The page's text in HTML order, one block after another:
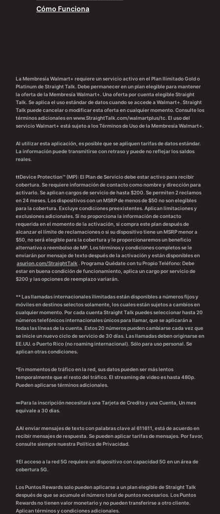
Cómo Funciona
La Membresía Walmart+ requiere un servicio activo en el Plan Ilimitado Gold o
Platinum de Straight Talk. Debe permanecer en un plan elegible para mantener
la oferta de la Membresía Walmart+. Una oferta por cuenta elegible Straight
Talk. Se aplica el uso estándar de datos cuando se accede a Walmart+. Straight
Talk puede cancelar o modificar esta oferta en cualquier momento. Consulte los
términos adicionales en www.StraightTalk.com/walmartplus/tc. El uso del
servicio Walmart+ está sujeto a los Términos de Uso de la Membresía Walmart+.
Al utilizar esta aplicación, es posible que se apliquen tarifas de datos estándar.
La información puede transmitirse con retraso y puede no reflejar los saldos
reales.
ŧŧDevice Protection™ (MP): El Plan de Servicio debe estar activo para recibir
cobertura. Se requiere información de contacto como nombre y dirección para
activarlo. Se aplican cargos de servicio de hasta $200. Se permiten 2 reclamos
en 24 meses. Los dispositivos con un MSRP de menos de $50 no son elegibles
para la cobertura. Excluye condiciones preexistentes. Aplican limitaciones y
exclusiones adicionales. Si no proporciona la información de contacto
requerida en el momento de la activación, si compra este plan después de
alcanzar el límite de reclamaciones o si su dispositivo tiene un MSRP menor a
$50, no será elegible para la cobertura y le proporcionaremos un beneficio
alternativo o reembolso de MP. Los términos y condiciones completos se le
enviarán por mensaje de texto después de la activación y están disponibles en
asurion.com/StraightTalk . Programa Quédate con tu Propio Teléfono: Debe
estar en buena condición de funcionamiento, aplica un cargo por servicio de
$200 y las opciones de reemplazo variarán.
** Las llamadas internacionales ilimitadas están disponibles a números fijos y
móviles en destinos selectos solamente, los cuales están sujetos a cambios en
cualquier momento. Por cada cuenta Straight Talk puedes seleccionar hasta 20
números telefónicos internacionales únicos para llamar, que se aplicarán a
todas las líneas de la cuenta. Estos 20 números pueden cambiarse cada vez que
se inicie un nuevo ciclo de servicio de 30 días. Las llamadas deben originarse en
EE.UU. o Puerto Rico (no roaming internacional). Sólo para uso personal. Se
aplican otras condiciones.
*En momentos de tráfico en la red, sus datos pueden ser más lentos
temporalmente que el resto del tráfico. El streaming de video es hasta 480p.
Pueden aplicarse términos adicionales.
∞Para la inscripción necesitará una Tarjeta de Credito y una Cuenta, Un mes
equivale a 30 dias.
∆Al enviar mensajes de texto con palabras clave al 611611, está de acuerdo en
recibir mensajes de respuesta. Se pueden aplicar tarifas de mensajes. Por favor,
consulte siempre nuestra Política de Privacidad.
†El acceso a la red 5G requiere un dispositivo con capacidad 5G en un área de
cobertura 5G.
Los Puntos Rewards solo pueden aplicarse a un plan elegible de Straight Talk
después de que se acumule el número total de puntos necesarios. Los Puntos
Rewards no tienen valor monetario y no pueden transferirse a otro cliente.
Aplican términos y condiciones adicionales.